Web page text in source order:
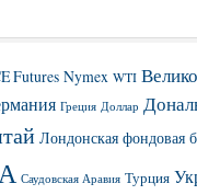
Futures Nymex WTI
Греция Доллар
Лондонская фондовая
Саудовская Аравия Турция